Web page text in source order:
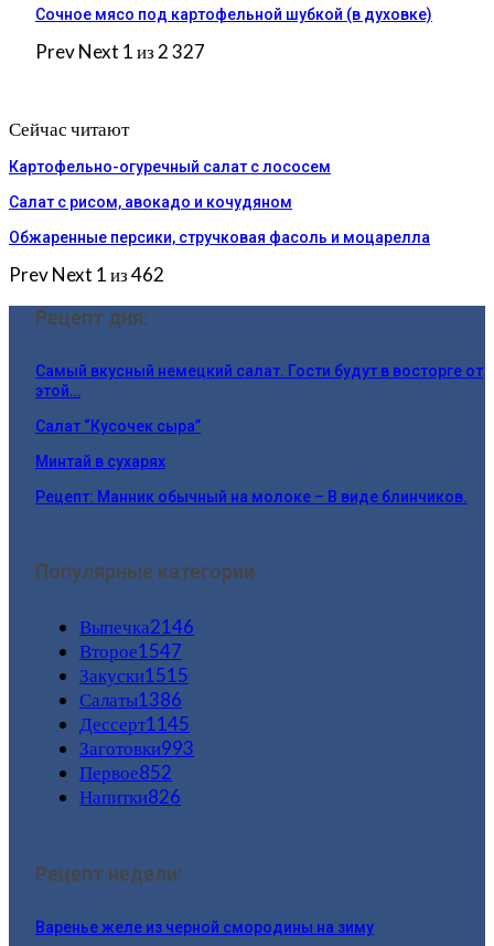
Сочное мясо под картофельной шубкой (в духовке)
PrevNext 1 из 2 327
Сейчас читают
Картофельно-огуречный салат с лососем
Салат с рисом, авокадо и кочудяном
Обжаренные персики, стручковая фасоль и моцарелла
PrevNext 1 из 462
Рецепт дня:
Самый вкусный немецкий салат. Гости будут в восторге от
этой…
Салат “Кусочек сыра”
Минтай в сухарях
Рецепт: Манник обычный на молоке – В виде блинчиков.
Популярные категории
Выпечка2146
Второе1547
Закуски1515
Салаты1386
Дессерт1145
Заготовки993
Первое852
Напитки826
Рецепт недели:
Варенье желе из черной смородины на зиму